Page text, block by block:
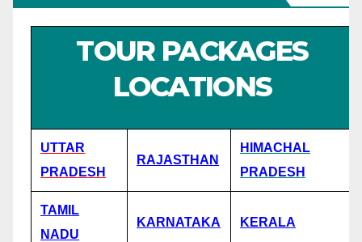
TOUR PACKAGES
LOCATIONS
UTTAR
PRADESH
RAJASTHAN
HIMACHAL
PRADESH
TAMIL
NADU
KARNATAKA KERALA